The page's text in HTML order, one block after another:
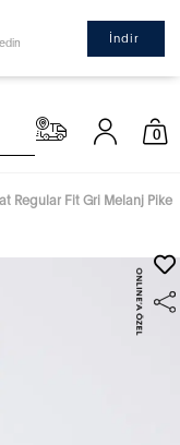
İndir
0
Regular Fit Gri Melanj Pike